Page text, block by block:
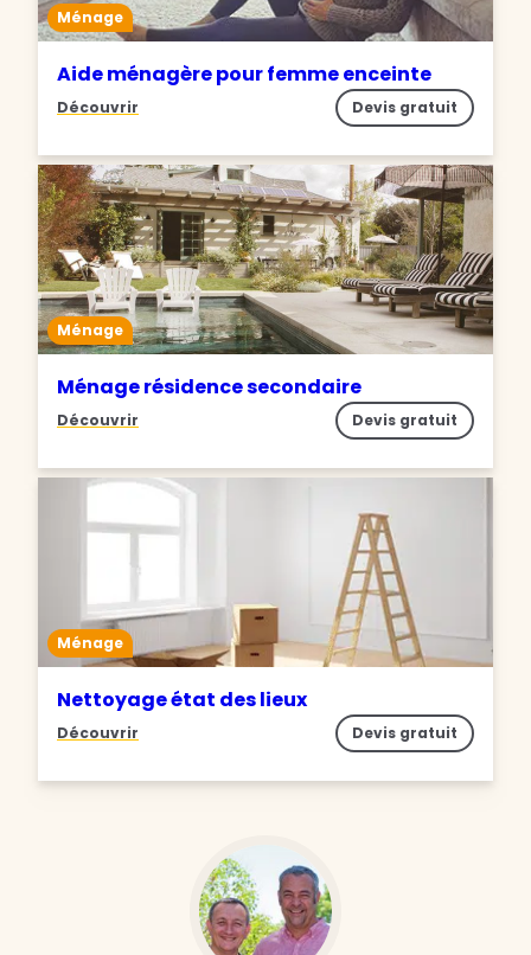
Ménage
Aide ménagère pour femme enceinte
Découvrir Devis gratuit
Ménage
Ménage résidence secondaire
Découvrir Devis gratuit
Ménage
Nettoyage état des lieux
Découvrir Devis gratuit